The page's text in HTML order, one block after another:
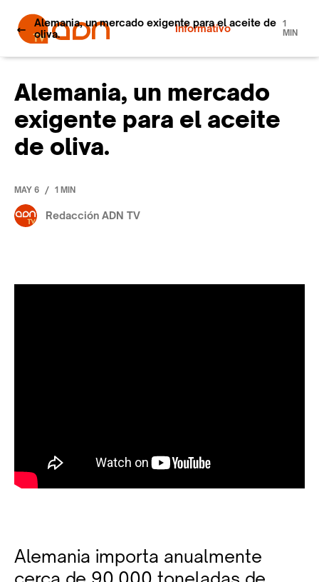
Informativo
Alemania, un mercado exigente para el aceite de
oliva.
1
MIN
Alemania, un mercado
exigente para el aceite
de oliva.
MAY 6 / 1 MIN
Redacción ADN TV
Alemania importa anualmente